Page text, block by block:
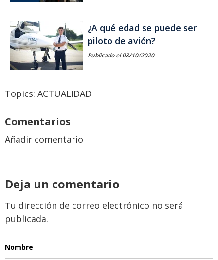
¿A qué edad se puede ser
piloto de avión?
Publicado el 08/10/2020
Topics: ACTUALIDAD
Comentarios
Añadir comentario
Deja un comentario
Tu dirección de correo electrónico no será
publicada.
Nombre